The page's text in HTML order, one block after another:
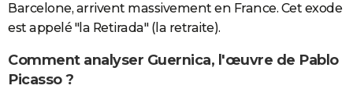
Barcelone, arrivent massivement en France. Cet exode
est appelé "la Retirada" (la retraite).
Comment analyser Guernica, l'œuvre de Pablo
Picasso ?